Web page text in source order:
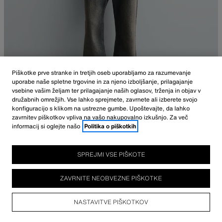
Višina modela: 185 cm
Ohlapna pletena majica iz bombažne tkanine. Ovratnik z okroglim
izrezom in kratek rokav. Potisk s spranim učinkom v kontrastu na
ČRNA 4805/448/800
PLETENA MAJICA S POTISKOM SPRANEGA VIDEZA
22,95 EUR -65% 7,99 EUR
22,95 EUR NAJNIŽJA CENA V ZADNJIH 30. DNEH; 7,99 EUR ZNIŽANA CENA
POGLEJ PODOBNE
7,99
Piškotke prve stranke in tretjih oseb uporabljamo za razumevanje
uporabe naše spletne trgovine in za njeno izboljšanje, prilagajanje
vsebine vašim željam ter prilagajanje naših oglasov, trženja in objav v
družabnih omrežjih. Vse lahko sprejmete, zavrnete ali izberete svojo
konfiguracijo s klikom na ustrezne gumbe. Upoštevajte, da lahko
zavrnitev piškotkov vpliva na vašo nakupovalno izkušnjo. Za več
informacij si oglejte našo Politika o piškotkih
NASTAVITVE PIŠKOTKOV
ZAVRNITE NEOBVEZNE PIŠKOTKE
SPREJMI VSE PIŠKOTE